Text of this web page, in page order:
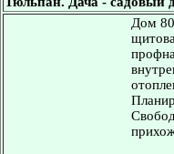
Дом